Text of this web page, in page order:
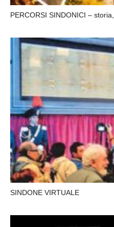
PERCORSI SINDONICI –
SINDONE VIRTUALE